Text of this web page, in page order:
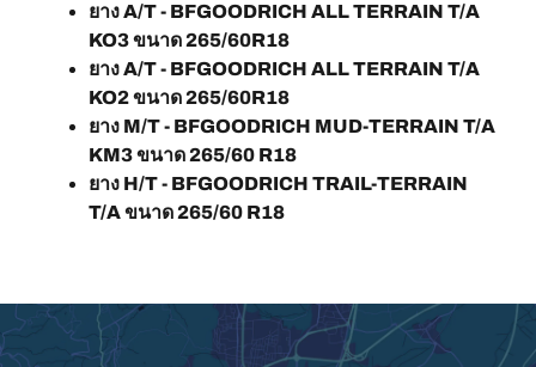
ยาง A/T - BFGOODRICH ALL TERRAIN T/A
KO3 ขนาด 265/60R18
ยาง A/T - BFGOODRICH ALL TERRAIN T/A
KO2 ขนาด 265/60R18
ยาง M/T - BFGOODRICH MUD-TERRAIN T/A
KM3 ขนาด 265/60 R18
ยาง H/T - BFGOODRICH TRAIL-TERRAIN
T/A ขนาด 265/60 R18